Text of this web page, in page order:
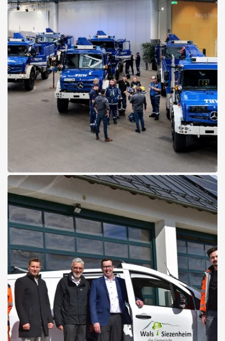
01.06.2026
Der Unimog im
Katastrophenschutz
Vielseitige Unterstützung der Einsatzkräfte in schwierigem Gelände
Details zum Einsatzbereich lesen